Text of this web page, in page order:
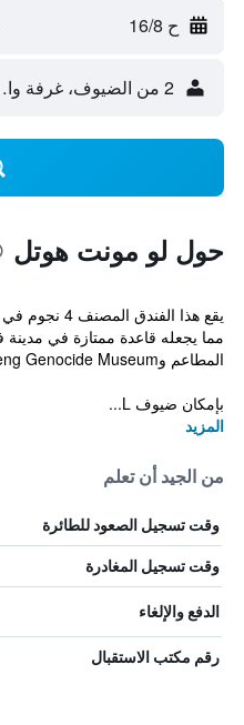
ح 16/8
2 من الضيوف، غرفة واحدة
حول لو مونت هوتل
يقع هذا
مما يجعله قاعدة ممتازة في مدينة
المطاعم وTuol Sleng Genocide Museum مجرد مسافة بسيطة.
بإمكان ضيوف L...
المزيد
من الجيد أن تعلم
وقت تسجيل الصعود للطائرة
وقت تسجيل المغادرة
الدفع والإلغاء
رقم مكتب الاستقبال